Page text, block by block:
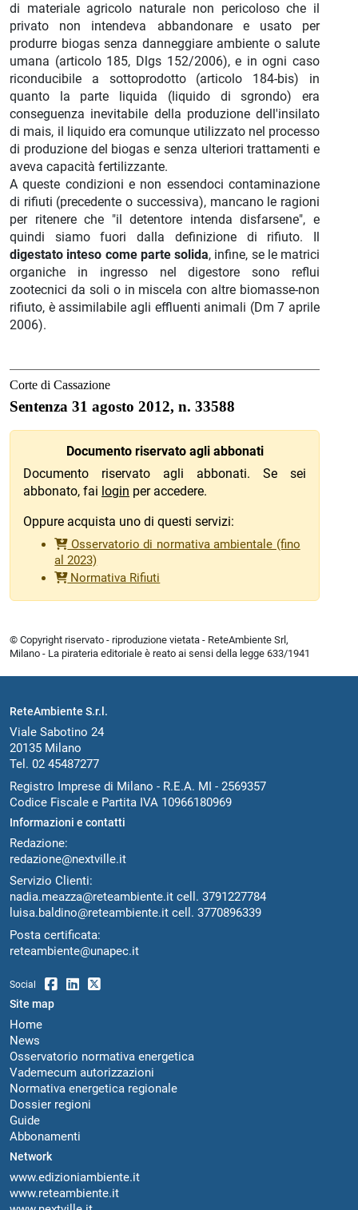
di materiale agricolo naturale non pericoloso che il
privato non intendeva abbandonare e usato per
produrre biogas senza danneggiare ambiente o salute
umana (articolo 185, Dlgs 152/2006), e in ogni caso
riconducibile a sottoprodotto (articolo 184-bis) in
quanto la parte liquida (liquido di sgrondo) era
conseguenza inevitabile della produzione dell'insilato
di mais, il liquido era comunque utilizzato nel processo
di produzione del biogas e senza ulteriori trattamenti e
aveva capacità fertilizzante.
A queste condizioni e non essendoci contaminazione
di rifiuti (precedente o successiva), mancano le ragioni
per ritenere che "il detentore intenda disfarsene", e
quindi siamo fuori dalla definizione di rifiuto. Il
digestato inteso come parte solida, infine, se le matrici
organiche in ingresso nel digestore sono reflui
zootecnici da soli o in miscela con altre biomasse-non
rifiuto, è assimilabile agli effluenti animali (Dm 7 aprile
2006).
Corte di Cassazione
Sentenza 31 agosto 2012, n. 33588
Documento riservato agli abbonati
Documento riservato agli abbonati. Se sei
abbonato, fai login per accedere.
Oppure acquista uno di questi servizi:
Osservatorio di normativa ambientale (fino
al 2023)
Normativa Rifiuti
© Copyright riservato - riproduzione vietata - ReteAmbiente Srl,
Milano - La pirateria editoriale è reato ai sensi della legge 633/1941
ReteAmbiente S.r.l.
Viale Sabotino 24
20135 Milano
Tel. 02 45487277
Registro Imprese di Milano - R.E.A. MI - 2569357
Codice Fiscale e Partita IVA 10966180969
Informazioni e contatti
Redazione:
redazione@nextville.it
Servizio Clienti:
nadia.meazza@reteambiente.it cell. 3791227784
luisa.baldino@reteambiente.it cell. 3770896339
Posta certificata:
reteambiente@unapec.it
Social
Site map
Home
News
Osservatorio normativa energetica
Vademecum autorizzazioni
Normativa energetica regionale
Dossier regioni
Guide
Abbonamenti
Network
www.edizioniambiente.it
www.reteambiente.it